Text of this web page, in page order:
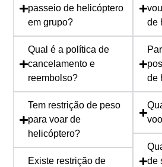
passeio de helicóptero
em grupo?
Qual é a política de
cancelamento e
reembolso?
Tem restrição de peso
para voar de
helicóptero?
Existe restrição de
de
de
de